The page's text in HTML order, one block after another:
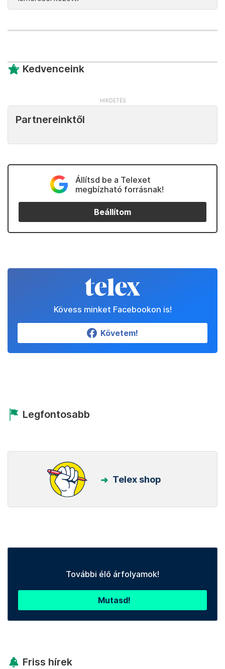
Kedvenceink
Partnereinktől
Állítsd be a Telexet
megbízható forrásnak!
Beállítom
Kövess minket Facebookon is!
Követem!
Legfontosabb
Telex shop
További élő árfolyamok!
Mutasd!
Friss hírek